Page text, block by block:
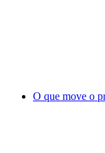
O que move o